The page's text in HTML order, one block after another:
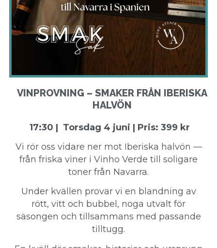
VINPROVNING – SMAKER FRÅN IBERISKA
HALVÖN
17:30 | Torsdag 4 juni | Pris: 399 kr
Vi rör oss vidare ner mot Iberiska halvön —
från friska viner i Vinho Verde till soligare
toner från Navarra.
Under kvällen provar vi en blandning av
rött, vitt och bubbel, noga utvalt för
säsongen och tillsammans med passande
tilltugg.